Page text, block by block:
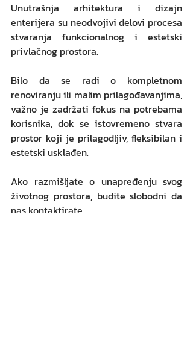
Unutrašnja arhitektura i dizajn
enterijera su neodvojivi delovi procesa
stvaranja funkcionalnog i estetski
privlačnog prostora.
Bilo da se radi o kompletnom
renoviranju ili malim prilagođavanjima,
važno je zadržati fokus na potrebama
korisnika, dok se istovremeno stvara
prostor koji je prilagodljiv, fleksibilan i
estetski usklađen.
Ako razmišljate o unapređenju svog
životnog prostora, budite slobodni da
nas kontaktirate.